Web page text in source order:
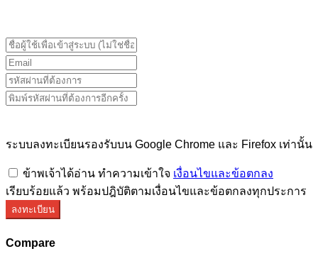
ระบบลงทะเบียนรองรับบน Google Chrome และ Firefox เท่านั้น
ข้าพเจ้าได้อ่าน ทำความเข้าใจ เงื่อนไขและข้อตกลง
เรียบร้อยแล้ว พร้อมปฎิบัติตามเงื่อนไขและข้อตกลงทุกประการ
ลงทะเบียน
Compare